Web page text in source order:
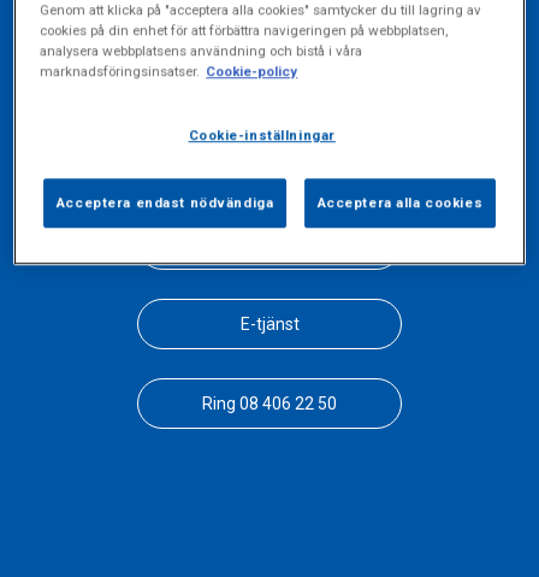
Kontakta oss
E-tjänst
Ring 08 406 22 50
Genom att klicka på "acceptera alla cookies" samtycker du till lagring av
cookies på din enhet för att förbättra navigeringen på webbplatsen,
analysera webbplatsens användning och bistå i våra
marknadsföringsinsatser. Cookie-policy
Cookie-inställningar
Acceptera endast nödvändiga Acceptera alla cookies